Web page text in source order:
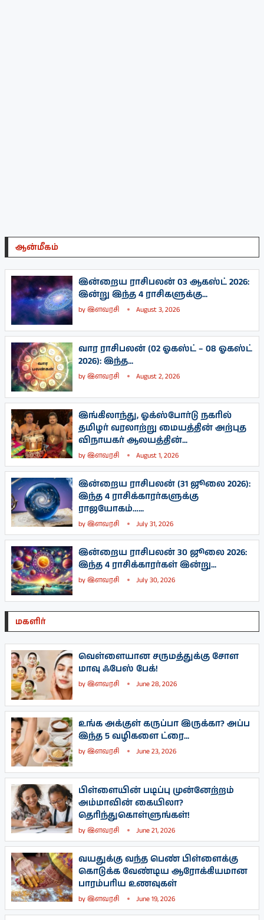
ஆன்மீகம்
இன்றைய ராசிபலன் 03 ஆகஸ்ட் 2026:
இன்று இந்த 4 ராசிகளுக்கு...
byஇளவரசி August 3, 2026
வார ராசிபலன் (02 ஓகஸ்ட் – 08 ஓகஸ்ட்
2026): இந்த...
byஇளவரசி August 2, 2026
இங்கிலாந்து, ஓக்ஸ்போர்டு நகரில்
தமிழர் வரலாற்று மையத்தின் அற்புத
விநாயகர் ஆலயத்தின்...
byஇளவரசி August 1, 2026
இன்றைய ராசிபலன் (31 ஜூலை 2026):
இந்த 4 ராசிக்காரர்களுக்கு
ராஜயோகம்…...
byஇளவரசி July 31, 2026
இன்றைய ராசிபலன் 30 ஜூலை 2026:
இந்த 4 ராசிக்காரர்கள் இன்று...
byஇளவரசி July 30, 2026
மகளிர்
வெள்ளையான சருமத்துக்கு சோள
மாவு ஃபேஸ் பேக்!
byஇளவரசி June 28, 2026
உங்க அக்குள் கருப்பா இருக்கா? அப்ப
இந்த 5 வழிகளை ட்ரை...
byஇளவரசி June 23, 2026
பிள்ளையின் படிப்பு முன்னேற்றம்
அம்மாவின் கையிலா?
தெரிந்துகொள்ளுங்கள்!
byஇளவரசி June 21, 2026
வயதுக்கு வந்த பெண் பிள்ளைக்கு
கொடுக்க வேண்டிய ஆரோக்கியமான
பாரம்பரிய உணவுகள்
byஇளவரசி June 19, 2026